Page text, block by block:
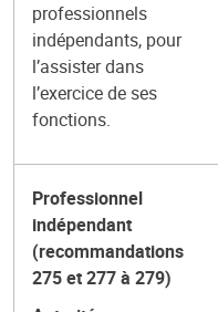
professionnels
indépendants, pour
l’assister dans
l’exercice de ses
fonctions.
Professionnel
indépendant
(recommandations
275 et 277 à 279)